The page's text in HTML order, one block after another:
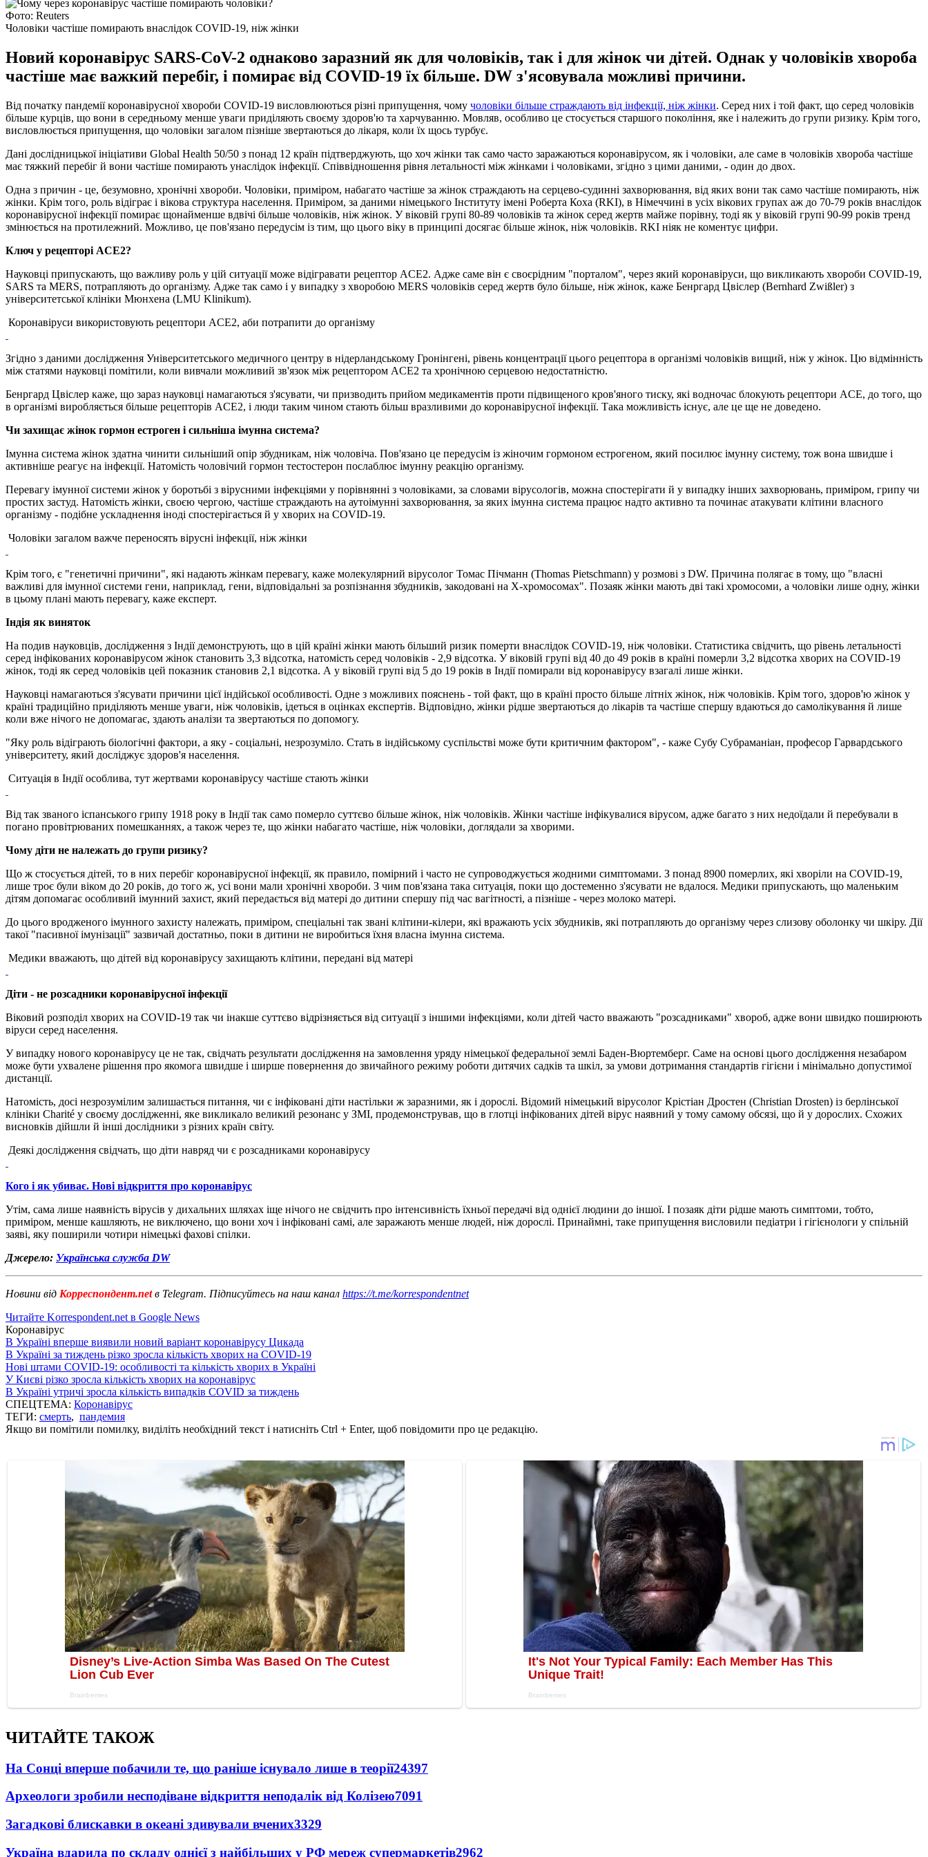
Фото: Reuters
Чоловіки частіше помирають внаслідок COVID-19, ніж жінки
Новий коронавірус SARS-CoV-2 однаково заразний як для чоловіків, так і для жінок чи дітей. Однак у чоловіків хвороба
частіше має важкий перебіг, і помирає від COVID-19 їх більше. DW з'ясовувала можливі причини.
Від початку пандемії коронавірусної хвороби COVID-19 висловлюються різні припущення, чому чоловіки більше страждають від інфекції, ніж жінки. Серед них і той факт, що серед чоловіків
більше курців, що вони в середньому менше уваги приділяють своєму здоров'ю та харчуванню. Мовляв, особливо це стосується старшого покоління, яке і належить до групи ризику. Крім того,
висловлюється припущення, що чоловіки загалом пізніше звертаються до лікаря, коли їх щось турбує.
Дані дослідницької ініціативи Global Health 50/50 з понад 12 країн підтверджують, що хоч жінки так само часто заражаються коронавірусом, як і чоловіки, але саме в чоловіків хвороба частіше
має тяжкий перебіг й вони частіше помирають унаслідок інфекції. Співвідношення рівня летальності між жінками і чоловіками, згідно з цими даними, - один до двох.
Одна з причин - це, безумовно, хронічні хвороби. Чоловіки, приміром, набагато частіше за жінок страждають на серцево-судинні захворювання, від яких вони так само частіше помирають, ніж
жінки. Крім того, роль відіграє і вікова структура населення. Приміром, за даними німецького Інституту імені Роберта Коха (RKI), в Німеччині в усіх вікових групах аж до 70-79 років внаслідок
коронавірусної інфекції помирає щонайменше вдвічі більше чоловіків, ніж жінок. У віковій групі 80-89 чоловіків та жінок серед жертв майже порівну, тоді як у віковій групі 90-99 років тренд
змінюється на протилежний. Можливо, це пов'язано передусім із тим, що цього віку в принципі досягає більше жінок, ніж чоловіків. RKI ніяк не коментує цифри.
Ключ у рецепторі ACE2?
Науковці припускають, що важливу роль у цій ситуації може відігравати рецептор ACE2. Адже саме він є своєрідним "порталом", через який коронавіруси, що викликають хвороби COVID-19,
SARS та MERS, потрапляють до організму. Адже так само і у випадку з хворобою MERS чоловіків серед жертв було більше, ніж жінок, каже Бенргард Цвіслер (Bernhard Zwißler) з
університетської клініки Мюнхена (LMU Klinikum).
Коронавіруси використовують рецептори ACE2, аби потрапити до організму
Згідно з даними дослідження Університетського медичного центру в нідерландському Гронінгені, рівень концентрації цього рецептора в організмі чоловіків вищий, ніж у жінок. Цю відмінність
між статями науковці помітили, коли вивчали можливий зв'язок між рецептором ACE2 та хронічною серцевою недостатністю.
Бенргард Цвіслер каже, що зараз науковці намагаються з'ясувати, чи призводить прийом медикаментів проти підвищеного кров'яного тиску, які водночас блокують рецептори ACE, до того, що
в організмі виробляється більше рецепторів ACE2, і люди таким чином стають більш вразливими до коронавірусної інфекції. Така можливість існує, але це ще не доведено.
Чи захищає жінок гормон естроген і сильніша імунна система?
Імунна система жінок здатна чинити сильніший опір збудникам, ніж чоловіча. Пов'язано це передусім із жіночим гормоном естрогеном, який посилює імунну систему, тож вона швидше і
активніше реагує на інфекції. Натомість чоловічий гормон тестостерон послаблює імунну реакцію організму.
Перевагу імунної системи жінок у боротьбі з вірусними інфекціями у порівнянні з чоловіками, за словами вірусологів, можна спостерігати й у випадку інших захворювань, приміром, грипу чи
простих застуд. Натомість жінки, своєю чергою, частіше страждають на аутоімунні захворювання, за яких імунна система працює надто активно та починає атакувати клітини власного
організму - подібне ускладнення іноді спостерігається й у хворих на COVID-19.
Чоловіки загалом важче переносять вірусні інфекції, ніж жінки
Крім того, є "генетичні причини", які надають жінкам перевагу, каже молекулярний вірусолог Томас Пічманн (Thomas Pietschmann) у розмові з DW. Причина полягає в тому, що "власні
важливі для імунної системи гени, наприклад, гени, відповідальні за розпізнання збудників, закодовані на X-хромосомах". Позаяк жінки мають дві такі хромосоми, а чоловіки лише одну, жінки
в цьому плані мають перевагу, каже експерт.
Індія як виняток
На подив науковців, дослідження з Індії демонструють, що в цій країні жінки мають більший ризик померти внаслідок COVID-19, ніж чоловіки. Статистика свідчить, що рівень летальності
серед інфікованих коронавірусом жінок становить 3,3 відсотка, натомість серед чоловіків - 2,9 відсотка. У віковій групі від 40 до 49 років в країні померли 3,2 відсотка хворих на COVID-19
жінок, тоді як серед чоловіків цей показник становив 2,1 відсотка. А у віковій групі від 5 до 19 років в Індії помирали від коронавірусу взагалі лише жінки.
Науковці намагаються з'ясувати причини цієї індійської особливості. Одне з можливих пояснень - той факт, що в країні просто більше літніх жінок, ніж чоловіків. Крім того, здоров'ю жінок у
країні традиційно приділяють менше уваги, ніж чоловіків, ідеться в оцінках експертів. Відповідно, жінки рідше звертаються до лікарів та частіше спершу вдаються до самолікування й лише
коли вже нічого не допомагає, здають аналізи та звертаються по допомогу.
"Яку роль відіграють біологічні фактори, а яку - соціальні, незрозуміло. Стать в індійському суспільстві може бути критичним фактором", - каже Субу Субраманіан, професор Гарвардського
університету, який досліджує здоров'я населення.
Ситуація в Індії особлива, тут жертвами коронавірусу частіше стають жінки
Від так званого іспанського грипу 1918 року в Індії так само померло суттєво більше жінок, ніж чоловіків. Жінки частіше інфікувалися вірусом, адже багато з них недоїдали й перебували в
погано провітрюваних помешканнях, а також через те, що жінки набагато частіше, ніж чоловіки, доглядали за хворими.
Чому діти не належать до групи ризику?
Що ж стосується дітей, то в них перебіг коронавірусної інфекції, як правило, помірний і часто не супроводжується жодними симптомами. З понад 8900 померлих, які хворіли на COVID-19,
лише троє були віком до 20 років, до того ж, усі вони мали хронічні хвороби. З чим пов'язана така ситуація, поки що достеменно з'ясувати не вдалося. Медики припускають, що маленьким
дітям допомагає особливий імунний захист, який передається від матері до дитини спершу під час вагітності, а пізніше - через молоко матері.
До цього вродженого імунного захисту належать, приміром, спеціальні так звані клітини-кілери, які вражають усіх збудників, які потрапляють до організму через слизову оболонку чи шкіру. Дії
такої "пасивної імунізації" зазвичай достатньо, поки в дитини не виробиться їхня власна імунна система.
Медики вважають, що дітей від коронавірусу захищають клітини, передані від матері
Діти - не розсадники коронавірусної інфекції
Віковий розподіл хворих на COVID-19 так чи інакше суттєво відрізняється від ситуації з іншими інфекціями, коли дітей часто вважають "розсадниками" хвороб, адже вони швидко поширюють
віруси серед населення.
У випадку нового коронавірусу це не так, свідчать результати дослідження на замовлення уряду німецької федеральної землі Баден-Вюртемберг. Саме на основі цього дослідження незабаром
може бути ухвалене рішення про якомога швидше і ширше повернення до звичайного режиму роботи дитячих садків та шкіл, за умови дотримання стандартів гігієни і мінімально допустимої
дистанції.
Натомість, досі незрозумілим залишається питання, чи є інфіковані діти настільки ж заразними, як і дорослі. Відомий німецький вірусолог Крістіан Дростен (Christian Drosten) із берлінської
клініки Charité у своєму дослідженні, яке викликало великий резонанс у ЗМІ, продемонстрував, що в глотці інфікованих дітей вірус наявний у тому самому обсязі, що й у дорослих. Схожих
висновків дійшли й інші дослідники з різних країн світу.
Деякі дослідження свідчать, що діти навряд чи є розсадниками коронавірусу
Кого і як убиває. Нові відкриття про коронавірус
Утім, сама лише наявність вірусів у дихальних шляхах іще нічого не свідчить про інтенсивність їхньої передачі від однієї людини до іншої. І позаяк діти рідше мають симптоми, тобто,
приміром, менше кашляють, не виключено, що вони хоч і інфіковані самі, але заражають менше людей, ніж дорослі. Принаймні, таке припущення висловили педіатри і гігієнологи у спільній
заяві, яку поширили чотири німецькі фахові спілки.
Джерело: Українська служба DW
Новини від Корреспондент.netв Telegram. Підписуйтесь на наш канал https://t.me/korrespondentnet
Читайте Korrespondent.net в Google News
Коронавірус
В Україні вперше виявили новий варіант коронавірусу Цикада
В Україні за тиждень різко зросла кількість хворих на COVID-19
Нові штами COVID-19: особливості та кількість хворих в Україні
У Києві різко зросла кількість хворих на коронавірус
В Україні утричі зросла кількість випадків COVID за тиждень
СПЕЦТЕМА: Коронавірус
ТЕГИ: смерть, пандемия
Якщо ви помітили помилку, виділіть необхідний текст і натисніть Ctrl + Enter, щоб повідомити про це редакцію.
ЧИТАЙТЕ ТАКОЖ
На Сонці вперше побачили те, що раніше існувало лише в теорії24397
Археологи зробили несподіване відкриття неподалік від Колізею7091
Загадкові блискавки в океані здивували вчених3329
Україна вдарила по складу однієї з найбільших у РФ мереж супермаркетів2962